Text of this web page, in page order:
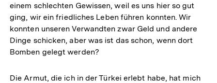
einem schlechten Gewissen, weil es uns hier so gut
ging, wir ein friedliches Leben führen konnten. Wir
konnten unseren Verwandten zwar Geld und andere
Dinge schicken, aber was ist das schon, wenn dort
Bomben gelegt werden?
Die Armut, die ich in der Türkei erlebt habe, hat mich